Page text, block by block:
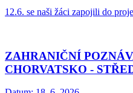
12.6. se naši žáci zapojili do
ZAHRANIČNÍ
CHORVATSKO -